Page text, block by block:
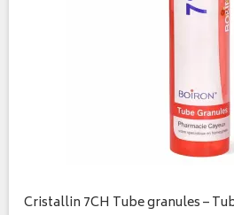
Cristallin 7CH Tube granules –